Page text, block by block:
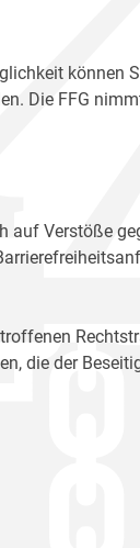
können
Die FFG
auf Verstöße
die der